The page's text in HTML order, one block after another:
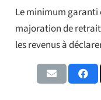
Le minimum garanti
majoration de
les revenus à